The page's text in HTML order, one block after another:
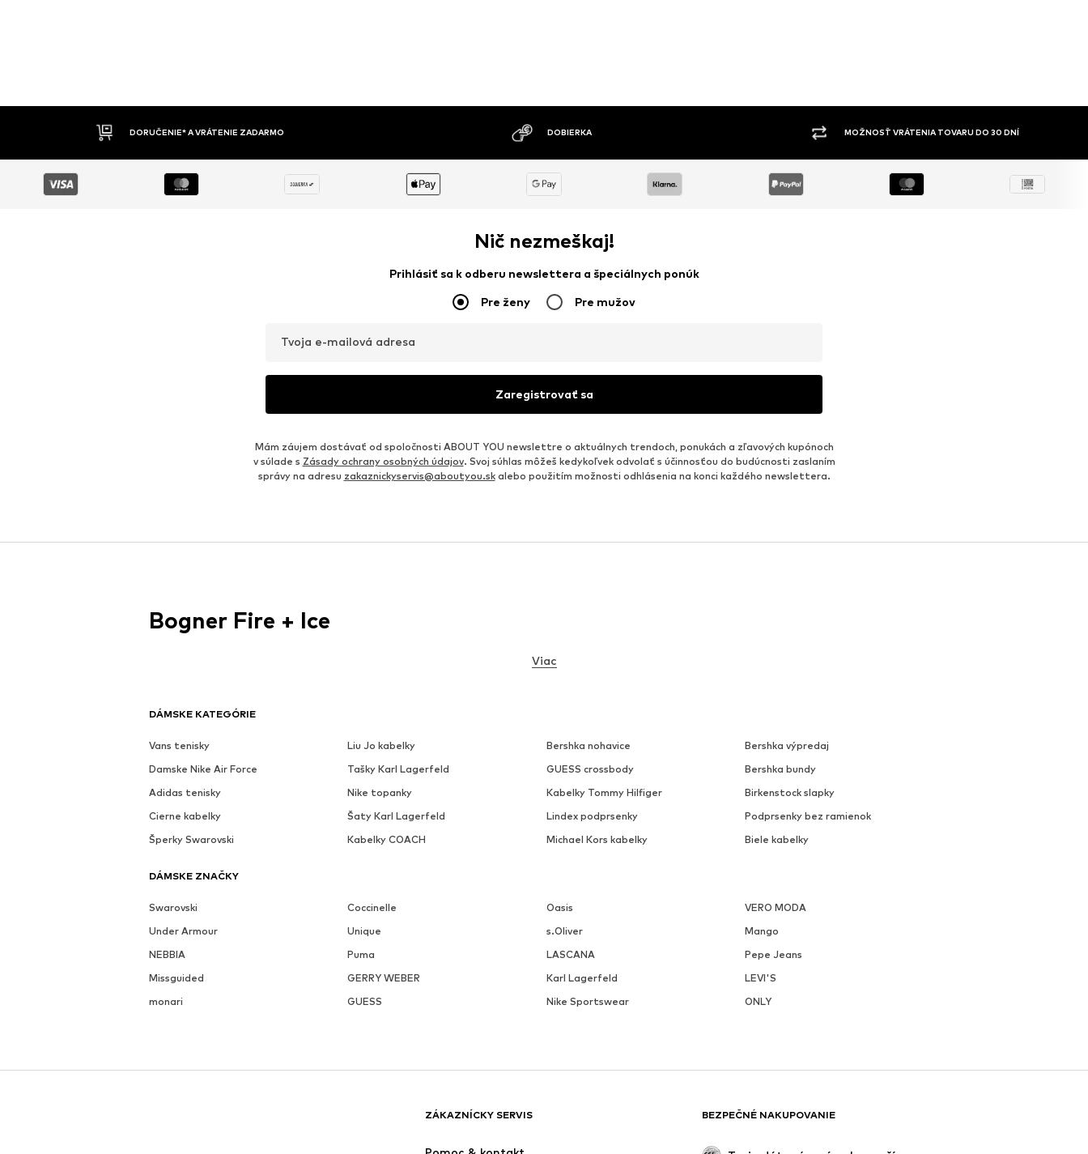
DOBIERKA MOŽNOSŤ VRÁTENIA TOVARU DO 30 DNÍ ŠIROKÝ SORTIMENT
Nič nezmeškaj!
Prihlásiť sa k odberu newslettera a špeciálnych ponúk
Pre ženy Pre mužov
Tvoja e-mailová adresa
Zaregistrovať sa
Mám záujem dostávať od spoločnosti ABOUT YOU newslettre o aktuálnych trendoch, ponukách a zľavových kupónoch
v súlade s Zásady ochrany osobných údajov. Svoj súhlas môžeš kedykoľvek odvolať s účinnosťou do budúcnosti zaslaním
správy na adresu zakaznickyservis@aboutyou.skalebo použitím možnosti odhlásenia na konci každého newslettera.
DÁMSKE KATEGÓRIE
Vans tenisky Liu Jo kabelky Bershka nohavice
Bershka výpredaj
Damske Nike Air Force
Tašky Karl Lagerfeld GUESS crossbody
Bershka bundy
Adidas tenisky
Nike topanky Kabelky Tommy Hilfiger
Birkenstock slapky
Cierne kabelky
Šaty Karl Lagerfeld Lindex podprsenky
Podprsenky bez ramienok
Šperky Swarovski
Kabelky COACH Michael Kors kabelky Biele kabelky
DÁMSKE ZNAČKY
Swarovski Coccinelle Oasis
VERO MODA
Under Armour
Unique s.Oliver
Mango
NEBBIA
Puma LASCANA
Pepe Jeans
Missguided
GERRY WEBER Karl Lagerfeld
LEVI'S
monari
GUESS Nike Sportswear ONLY
ZÁKAZNÍCKY SERVIS BEZPEČNÉ NAKUPOVANIE
Bogner Fire + Ice
Viac